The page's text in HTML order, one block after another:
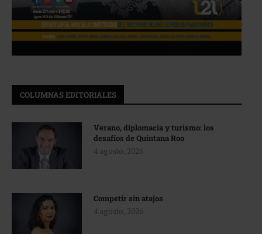
COLUMNAS EDITORIALES
Verano, diplomacia y turismo: los
desafíos de Quintana Roo
4 agosto, 2026
Competir sin atajos
4 agosto, 2026